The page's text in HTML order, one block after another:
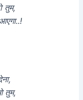
तुम,
तुम,